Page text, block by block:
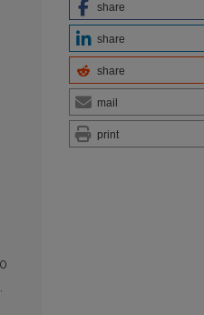
share
share
share
mail
print